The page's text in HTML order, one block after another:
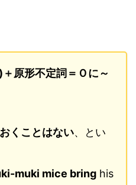
原形不定詞＝Ｏに～
くことはない、とい
muki mice bring his